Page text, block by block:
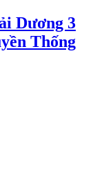
Dương 3
Thống